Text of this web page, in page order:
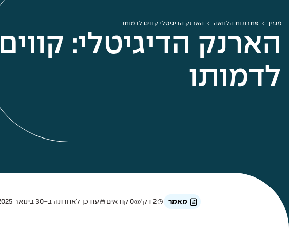
מגזין פתרונות הלוואה הארנק הדיגיטלי קווים לדמותו
הארנק הדיגיטלי: קווים
לדמותו
מאמר 2 דק' 0 קוראים עודכן לאחרונה ב-30 בינואר 2025